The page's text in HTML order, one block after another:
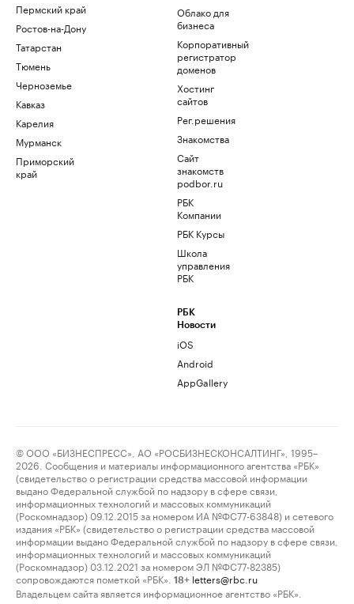
Пермский край
Ростов-на-Дону
Татарстан
Тюмень
Черноземье
Кавказ
Карелия
Мурманск
Приморский
край
Облако для
бизнеса
Корпоративный
регистратор
доменов
Хостинг
сайтов
Рег.решения
Знакомства
Сайт
знакомств
podbor.ru
РБК
Компании
РБК Курсы
Школа
управления
РБК
РБК
Новости
iOS
Android
AppGallery
© ООО «БИЗНЕСПРЕСС», АО «РОСБИЗНЕСКОНСАЛТИНГ», 1995–
2026. Сообщения и материалы информационного агентства «РБК»
(свидетельство о регистрации средства массовой информации
выдано Федеральной службой по надзору в сфере связи,
информационных технологий и массовых коммуникаций
(Роскомнадзор) 09.12.2015 за номером ИА №ФС77-63848) и сетевого
издания «РБК» (свидетельство о регистрации средства массовой
информации выдано Федеральной службой по надзору в сфере связи,
информационных технологий и массовых коммуникаций
(Роскомнадзор) 03.12.2021 за номером ЭЛ №ФС77-82385)
сопровождаются пометкой «РБК».
18+ letters@rbc.ru
Владельцем сайта является информационное агентство «РБК».